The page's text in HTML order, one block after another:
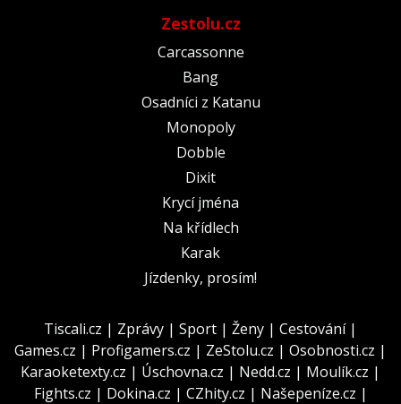
Zestolu.cz
Carcassonne
Bang
Osadníci z Katanu
Monopoly
Dobble
Dixit
Krycí jména
Na křídlech
Karak
Jízdenky, prosím!
Tiscali.cz | Zprávy | Sport | Ženy | Cestování|
Games.cz | Profigamers.cz | ZeStolu.cz | Osobnosti.cz |
Karaoketexty.cz | Úschovna.cz | Nedd.cz | Moulík.cz |
Fights.cz | Dokina.cz | CZhity.cz | Našepeníze.cz |